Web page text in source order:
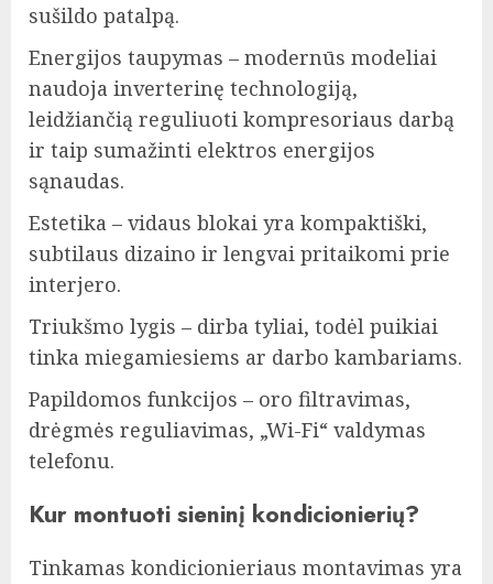
sušildo patalpą.
Energijos taupymas – modernūs modeliai
naudoja inverterinę technologiją,
leidžiančią reguliuoti kompresoriaus darbą
ir taip sumažinti elektros energijos
sąnaudas.
Estetika – vidaus blokai yra kompaktiški,
subtilaus dizaino ir lengvai pritaikomi prie
interjero.
Triukšmo lygis – dirba tyliai, todėl puikiai
tinka miegamiesiems ar darbo kambariams.
Papildomos funkcijos – oro filtravimas,
drėgmės reguliavimas, „Wi-Fi“ valdymas
telefonu.
Kur montuoti sieninį kondicionierių?
Tinkamas kondicionieriaus montavimas yra